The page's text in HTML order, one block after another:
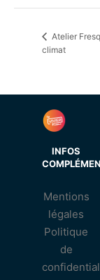
Atelier
climat
INFOS
Mentions
légales
Politique
de